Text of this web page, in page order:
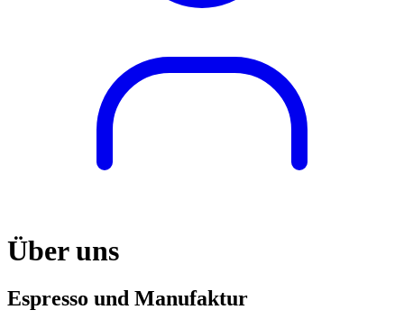
Über uns
Espresso und Manufaktur